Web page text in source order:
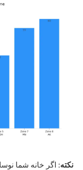
نکته: اگر خانه شما